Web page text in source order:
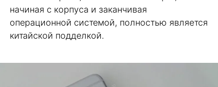
начиная с корпуса и заканчивая
операционной системой, полностью является
китайской подделкой.